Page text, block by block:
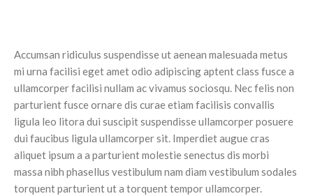
Accumsan ridiculus suspendisse ut aenean malesuada metus
mi urna facilisi eget amet odio adipiscing aptent class fusce a
ullamcorper facilisi nullam ac vivamus sociosqu. Nec felis non
parturient fusce ornare dis curae etiam facilisis convallis
ligula leo litora dui suscipit suspendisse ullamcorper posuere
dui faucibus ligula ullamcorper sit. Imperdiet augue cras
aliquet ipsum a a parturient molestie senectus dis morbi
massa nibh phasellus vestibulum nam diam vestibulum sodales
torquent parturient ut a torquent tempor ullamcorper.